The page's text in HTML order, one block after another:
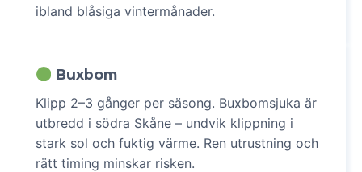
ibland blåsiga vintermånader.
Buxbom
Klipp 2–3 gånger per säsong. Buxbomsjuka är
utbredd i södra Skåne – undvik klippning i
stark sol och fuktig värme. Ren utrustning och
rätt timing minskar risken.